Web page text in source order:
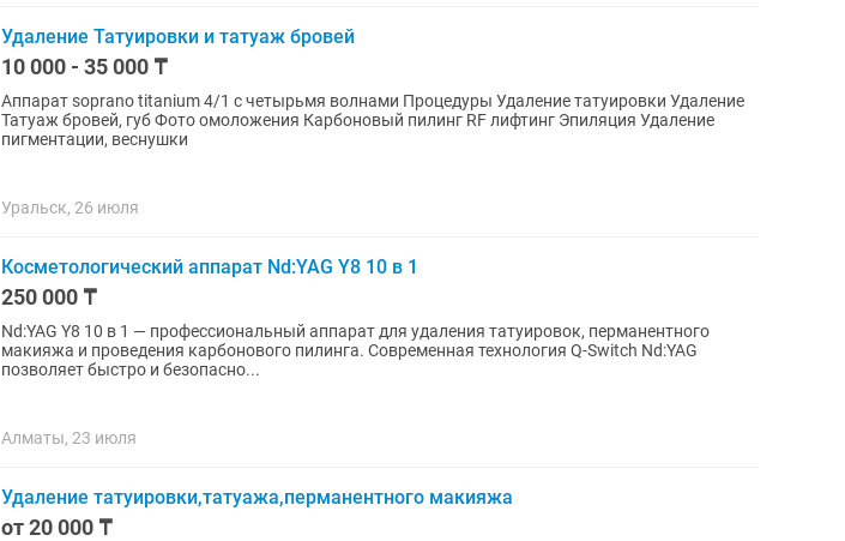
Удаление Татуировки и татуаж бровей
10 000 - 35 000 ₸
Аппарат soprano titanium 4/1 с четырьмя волнами Процедуры Удаление татуировки Удаление
Татуаж бровей, губ Фото омоложения Карбоновый пилинг RF лифтинг Эпиляция Удаление
пигментации, веснушки
Уральск, 26 июля
Косметологический аппарат Nd:YAG Y8 10 в 1
250 000 ₸
Nd:YAG Y8 10 в 1 — профессиональный аппарат для удаления татуировок, перманентного
макияжа и проведения карбонового пилинга. Современная технология Q-Switch Nd:YAG
позволяет быстро и безопасно...
Алматы, 23 июля
Удаление татуировки,татуажа,перманентного макияжа
от 20 000 ₸